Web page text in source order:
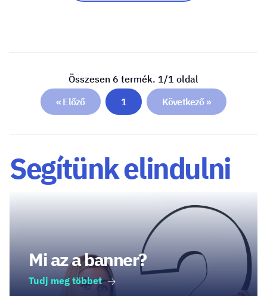
Összesen 6 termék. 1/1 oldal
« Előző
1 Következő »
Segítünk elindulni
Mi az a banner?
Tudj meg többet